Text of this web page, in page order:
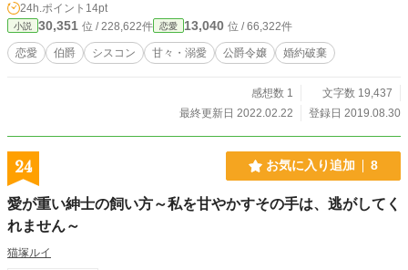
24h.ポイント 14pt
小説 30,351 位 / 228,622件 恋愛 13,040 位 / 66,322件
恋愛 伯爵 シスコン 甘々・溺愛 公爵令嬢 婚約破棄
感想数 1
文字数 19,437
最終更新日 2022.02.22
登録日 2019.08.30
24 お気に入り追加 8
愛が重い紳士の飼い方～私を甘やかすその手は、逃がしてく
れません～
猫塚ルイ